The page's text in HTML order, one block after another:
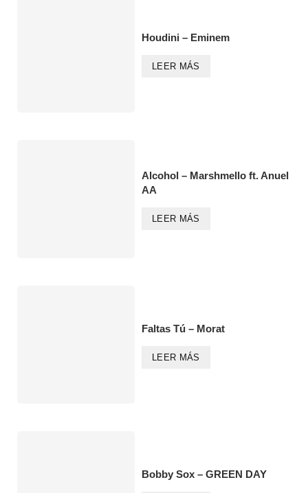
Houdini – Eminem
LEER MÁS
Alcohol – Marshmello ft. Anuel
AA
LEER MÁS
Faltas Tú – Morat
LEER MÁS
Bobby Sox – GREEN DAY